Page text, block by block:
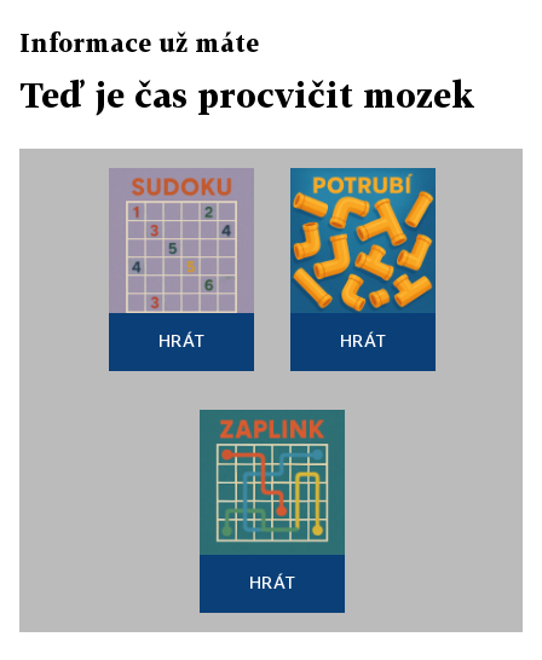
Informace už máte
Teď je čas procvičit mozek
HRÁT HRÁT
HRÁT